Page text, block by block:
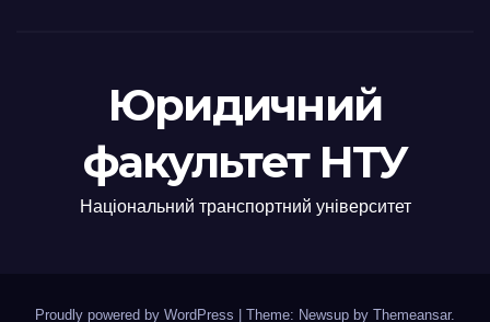
Юридичний
факультет НТУ
Національний транспортний університет
Proudly powered by WordPress Theme: Newsup by Themeansar.